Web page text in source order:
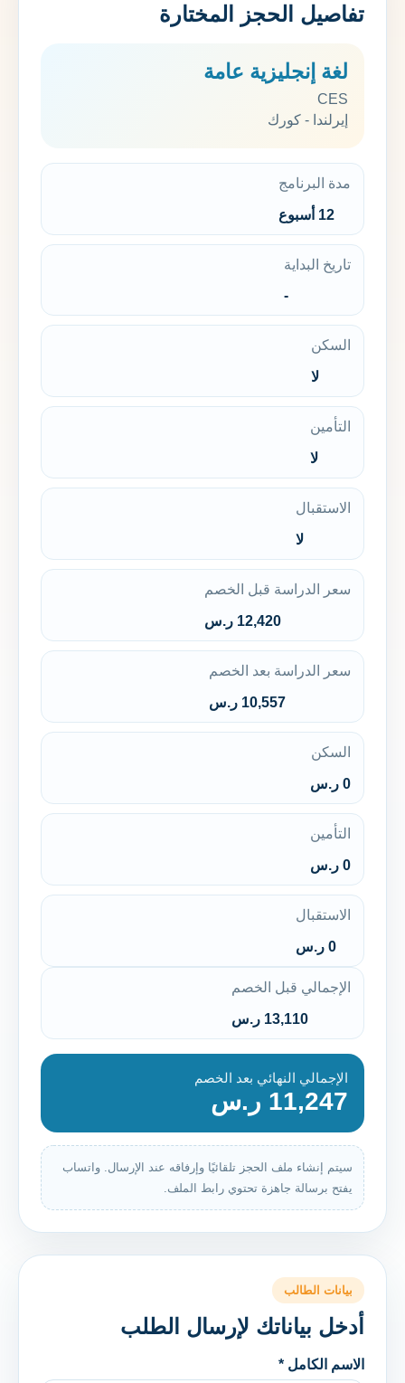
تفاصيل الحجز المختارة
لغة إنجليزية عامة
CES
إيرلندا - كورك
مدة البرنامج
12 أسبوع
تاريخ البداية
-
السكن
لا
التأمين
لا
الاستقبال
لا
سعر الدراسة قبل الخصم
12,420 ر.س
سعر الدراسة بعد الخصم
10,557 ر.س
السكن
0 ر.س
التأمين
0 ر.س
الاستقبال
0 ر.س
الإجمالي قبل الخصم
13,110 ر.س
الإجمالي النهائي بعد الخصم
11,247 ر.س
سيتم إنشاء ملف الحجز تلقائيًا وإرفاقه عند الإرسال. واتساب
يفتح برسالة جاهزة تحتوي رابط الملف.
بيانات الطالب
أدخل بياناتك لإرسال الطلب
الاسم الكامل *